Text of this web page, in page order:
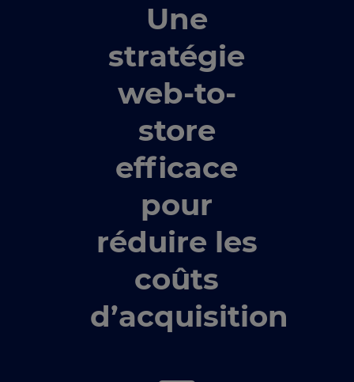
Une
stratégie
web-to-
store
efficace
pour
réduire les
coûts
d’acquisition